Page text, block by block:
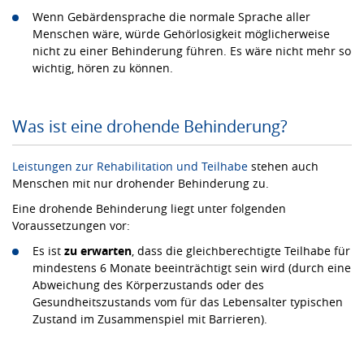
Wenn Gebärdensprache die normale Sprache aller
Menschen wäre, würde Gehörlosigkeit möglicherweise
nicht zu einer Behinderung führen. Es wäre nicht mehr so
wichtig, hören zu können.
Was ist eine drohende Behinderung?
Leistungen zur Rehabilitation und Teilhabe stehen auch
Menschen mit nur drohender Behinderung zu.
Eine drohende Behinderung liegt unter folgenden
Voraussetzungen vor:
Es ist zu erwarten , dass die gleichberechtigte Teilhabe für
mindestens 6 Monate beeinträchtigt sein wird (durch eine
Abweichung des Körperzustands oder des
Gesundheitszustands vom für das Lebensalter typischen
Zustand im Zusammenspiel mit Barrieren).